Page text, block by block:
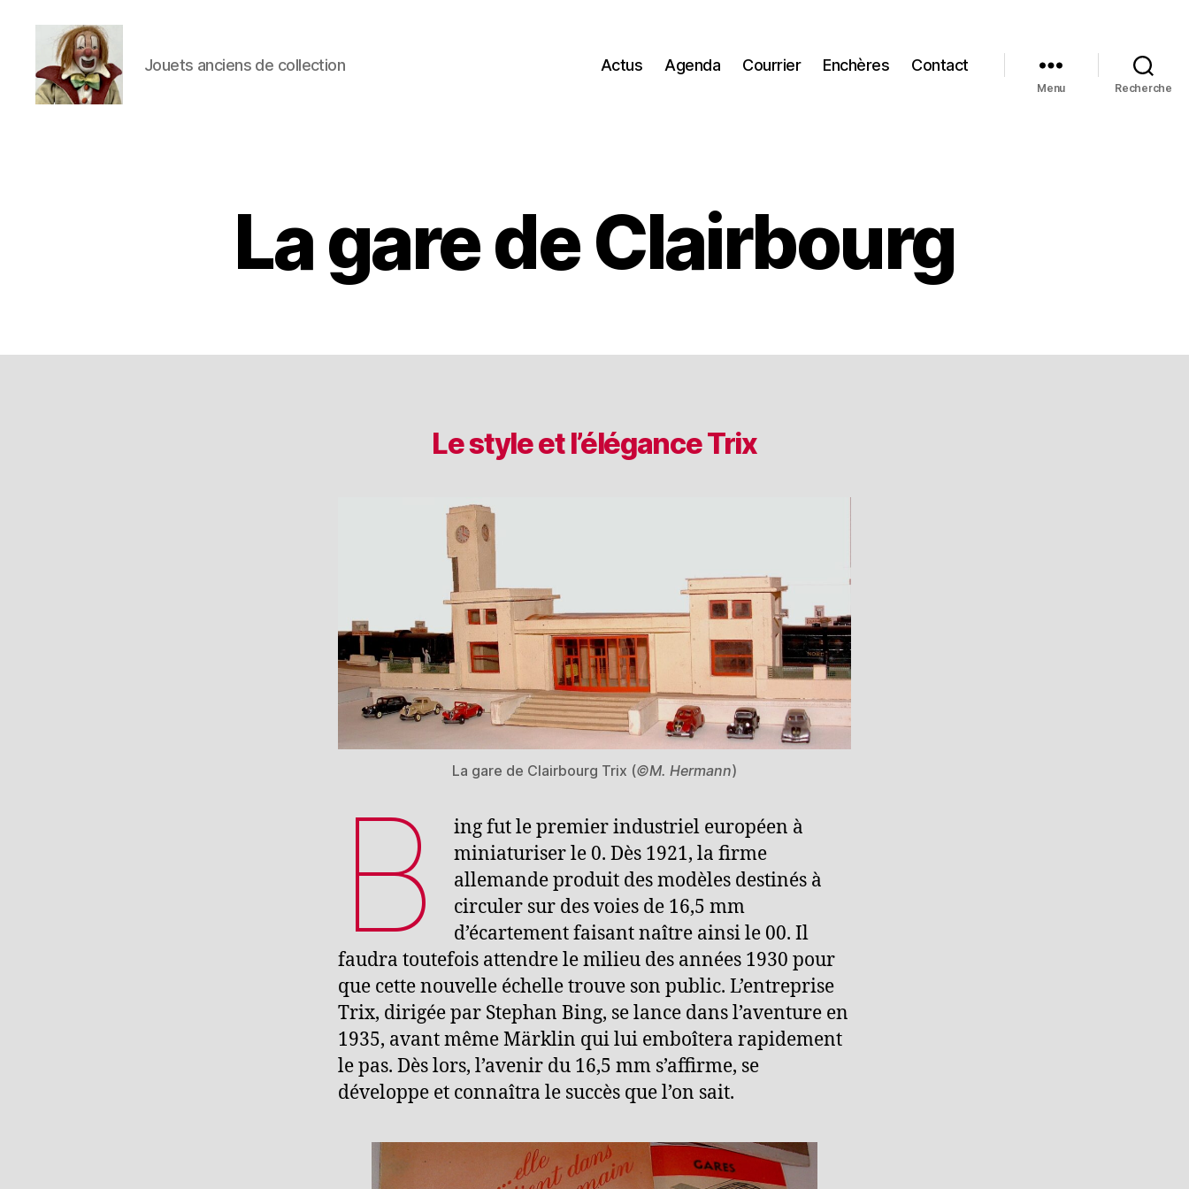
Jouets anciens de collection Actus Agenda Courrier Enchères Contact
Menu Recherche
La gare de Clairbourg
Le style et l’élégance Trix
La gare de Clairbourg Trix (©M. Hermann)
B
ing fut le premier industriel européen à
miniaturiser le 0. Dès 1921, la firme
allemande produit des modèles destinés à
circuler sur des voies de 16,5 mm
d’écartement faisant naître ainsi le 00. Il
faudra toutefois attendre le milieu des années 1930 pour
que cette nouvelle échelle trouve son public. L’entreprise
Trix, dirigée par Stephan Bing, se lance dans l’aventure en
1935, avant même Märklin qui lui emboîtera rapidement
le pas. Dès lors, l’avenir du 16,5 mm s’affirme, se
développe et connaîtra le succès que l’on sait.